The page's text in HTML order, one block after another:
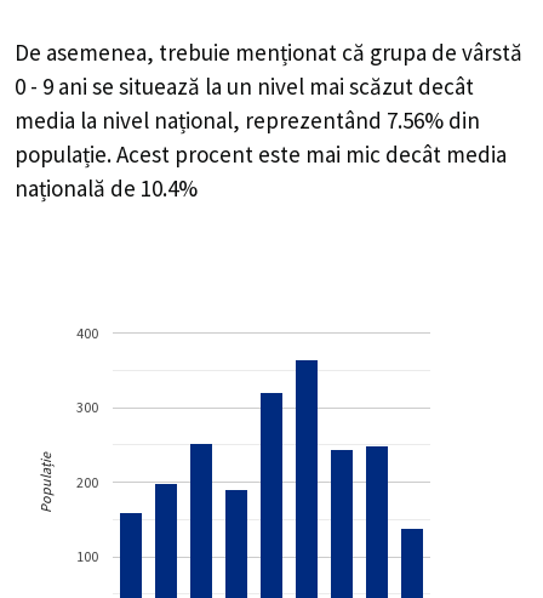
De asemenea, trebuie menționat că grupa de vârstă
0 - 9 ani se situează la un nivel mai scăzut decât
media la nivel național, reprezentând 7.56% din
populație. Acest procent este mai mic decât media
națională de 10.4%
100
200
300
400
Populație